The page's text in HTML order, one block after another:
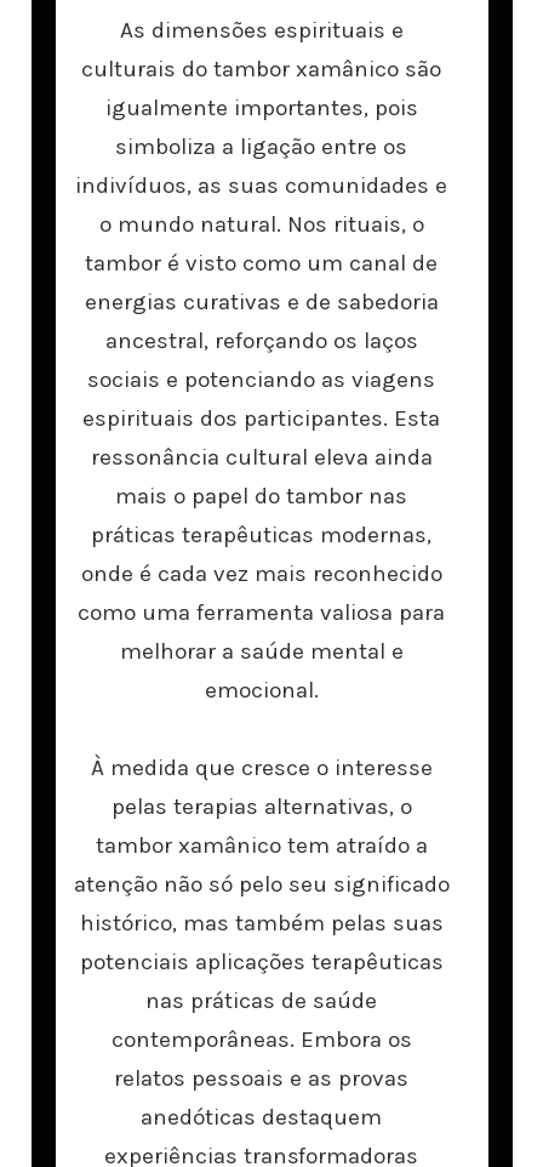
As dimensões espirituais e
culturais do tambor xamânico são
igualmente importantes, pois
simboliza a ligação entre os
indivíduos, as suas comunidades e
o mundo natural. Nos rituais, o
tambor é visto como um canal de
energias curativas e de sabedoria
ancestral, reforçando os laços
sociais e potenciando as viagens
espirituais dos participantes. Esta
ressonância cultural eleva ainda
mais o papel do tambor nas
práticas terapêuticas modernas,
onde é cada vez mais reconhecido
como uma ferramenta valiosa para
melhorar a saúde mental e
emocional.
À medida que cresce o interesse
pelas terapias alternativas, o
tambor xamânico tem atraído a
atenção não só pelo seu significado
histórico, mas também pelas suas
potenciais aplicações terapêuticas
nas práticas de saúde
contemporâneas. Embora os
relatos pessoais e as provas
anedóticas destaquem
experiências transformadoras